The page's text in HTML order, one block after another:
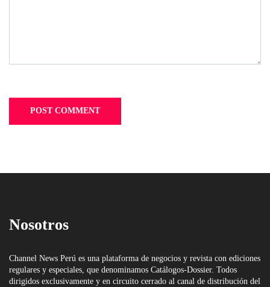
Nosotros
Channel News Perú es una plataforma de negocios y revista con ediciones
regulares y especiales, que denominamos Catálogos-Dossier. Todos
dirigidos exclusivamente y en circuito cerrado al canal de distribución del